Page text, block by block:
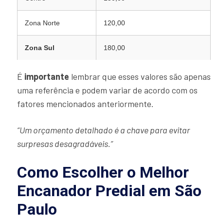
Zona Norte 120,00
Zona Sul 180,00
É importante lembrar que esses valores são apenas
uma referência e podem variar de acordo com os
fatores mencionados anteriormente.
“Um orçamento detalhado é a chave para evitar
surpresas desagradáveis.”
Como Escolher o Melhor
Encanador Predial em São
Paulo